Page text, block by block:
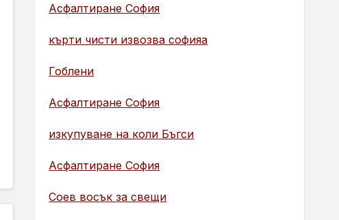
Асфалтиране София
кърти чисти извозва софияа
Гоблени
Асфалтиране София
изкупуване на коли Бъгси
Асфалтиране София
Соев восък за свещи